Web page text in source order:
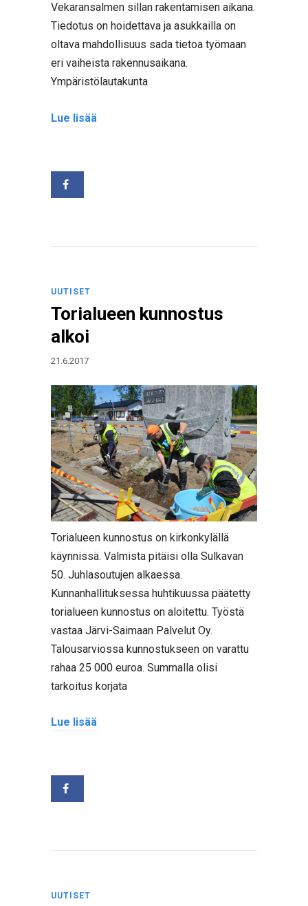
Vekaransalmen sillan rakentamisen aikana.
Tiedotus on hoidettava ja asukkailla on
oltava mahdollisuus sada tietoa työmaan
eri vaiheista rakennusaikana.
Ympäristölautakunta
Lue lisää
UUTISET
Torialueen kunnostus
alkoi
21.6.2017
Torialueen kunnostus on kirkonkylällä
käynnissä. Valmista pitäisi olla Sulkavan
50. Juhlasoutujen alkaessa.
Kunnanhallituksessa huhtikuussa päätetty
torialueen kunnostus on aloitettu. Työstä
vastaa Järvi-Saimaan Palvelut Oy.
Talousarviossa kunnostukseen on varattu
rahaa 25 000 euroa. Summalla olisi
tarkoitus korjata
Lue lisää
UUTISET